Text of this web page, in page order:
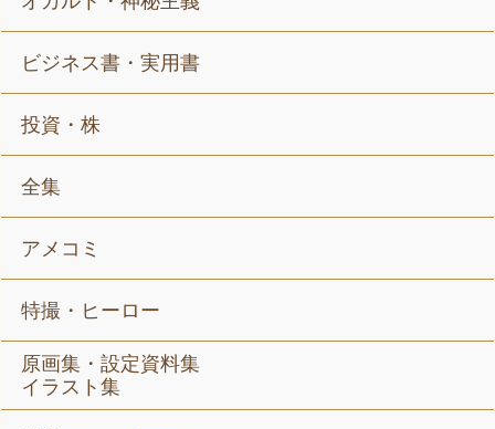
ビジネス書・実用書
投資・株
全集
アメコミ
特撮・ヒーロー
原画集・設定資料集
イラスト集